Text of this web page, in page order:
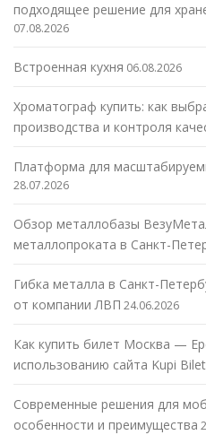
подходящее решение для
07.08.2026
Встроенная кухня 06.08.2026
Хроматограф купить: как
производства и контроля
Платформа для
28.07.2026
Обзор металлобазы
металлопроката в Санкт-
Гибка металла в Санкт-
от компании ЛВП 24.06.2026
Как купить билет Москва —
использованию сайта Kupi Bilet
Современные решения для
особенности и преимущества